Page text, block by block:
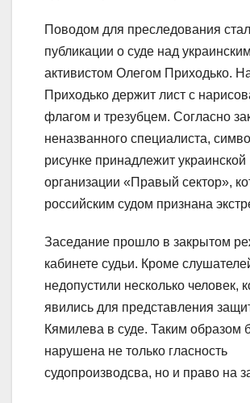
Поводом для преследования
публикации о суде над украинским
активистом Олегом Приходько.
Приходько держит лист с
флагом и трезубцем. Согласно
неназванного специалиста,
рисунке принадлежит украинской
организации «Правый сектор»,
российским судом признана
Заседание прошло в закрытом
кабинете судьи. Кроме
недопустили несколько человек,
явились для представления
Кямилева в суде. Таким образом
нарушена не только гласность
судопроизводсва, но и право на